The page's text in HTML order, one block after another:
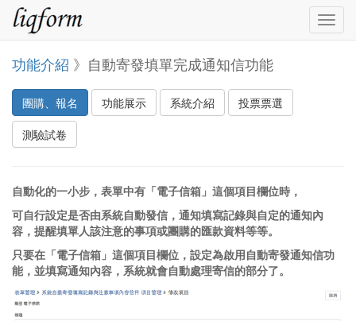
功能介紹 》自動寄發填單完成通知信功能
團購、報名 功能展示 系統介紹
投票票選
測驗試卷
自動化的一小步，表單中有「電子信箱」這個項目欄位時，
可自行設定是否由系統自動發信，通知填寫記錄與自定的通知內
容，提醒填單人該注意的事項或團購的匯款資料等等。
只要在「電子信箱」這個項目欄位，設定為啟用自動寄發通知信功
能，並填寫通知內容，系統就會自動處理寄信的部分了。